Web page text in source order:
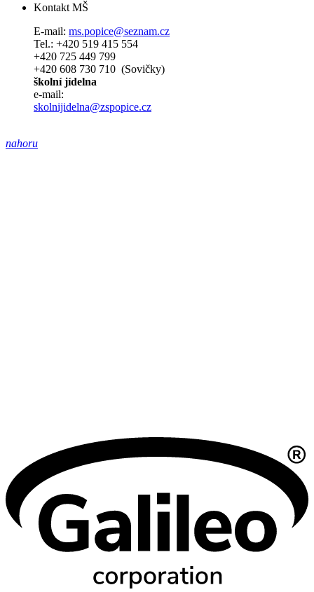
Kontakt MŠ
E-mail: ms.popice@seznam.cz
Tel.: +420 519 415 554
+420 725 449 799
+420 608 730 710 (Sovičky)
školní jídelna
e-mail:
skolnijidelna@zspopice.cz
nahoru